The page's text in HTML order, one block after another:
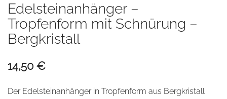
Edelsteinanhänger –
Tropfenform mit Schnürung –
Bergkristall
14,50 €
Der Edelsteinanhänger in Tropfenform aus Bergkristall